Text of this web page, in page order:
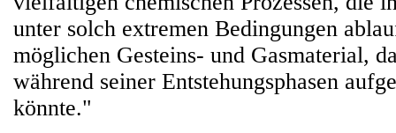
unter solch extremen Bedingungen
möglichen Gesteins- und Gasmaterial,
während seiner Entstehungsphasen
könnte."